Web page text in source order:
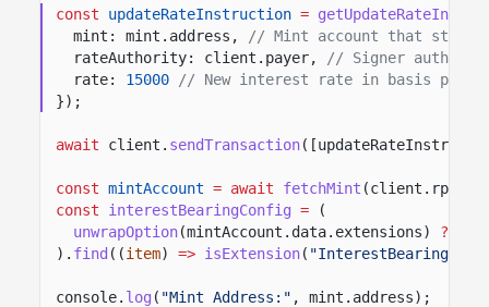
const updateRateInstruction =
mint: mint.address,
// Mint account that stores
rateAuthority: client.payer,
// Signer
rate:
15000
// New interest rate in basis
});
await client. sendTransaction
const mintAccount = await fetchMint (client.rpc,
const
interestBearingConfig =
(
unwrapOption(mintAccount.data.extensions) ??
). find ((item) => isExtension(
console. log ( "Mint Address:" , mint.address);